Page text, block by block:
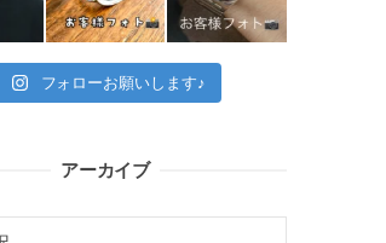
フォローお願いします♪
アーカイブ